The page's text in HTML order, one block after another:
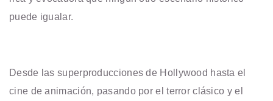
puede igualar.
Desde las superproducciones de Hollywood hasta el
cine de animación, pasando por el terror clásico y el